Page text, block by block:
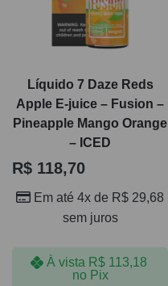
Líquido 7 Daze Reds
Apple E-juice – Fusion –
Pineapple Mango Orange
– ICED
R$ 118,70
Em até 4x de R$ 29,68
sem juros
À vista R$113,18
no Pix